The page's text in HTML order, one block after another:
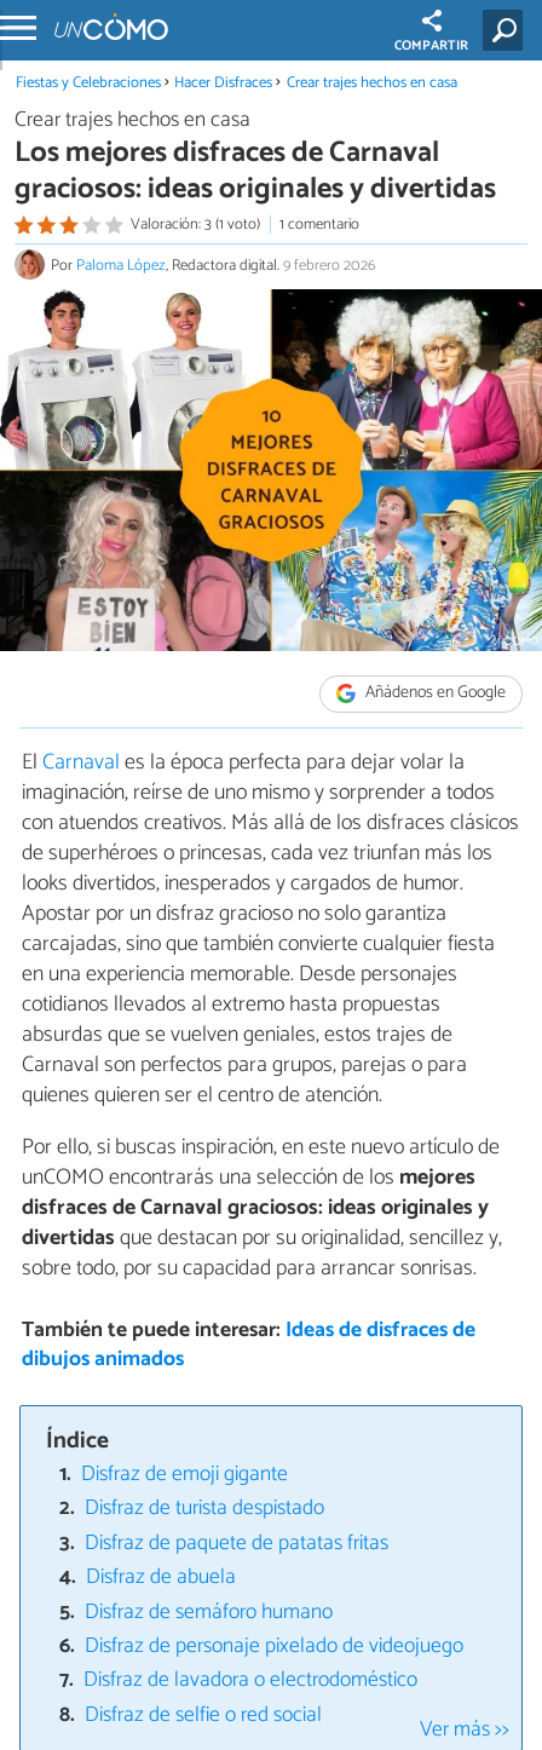
COMPARTIR
Fiestas y Celebraciones Hacer Disfraces Crear trajes hechos en casa
Crear trajes hechos en casa
Los mejores disfraces de Carnaval
graciosos: ideas originales y divertidas
Valoración: 3 (1 voto)
1 comentario
PorPaloma López, Redactora digital.9 febrero 2026
Añádenos en Google
ElCarnavales la época perfecta para dejar volar la
imaginación, reírse de uno mismo y sorprender a todos
con atuendos creativos. Más allá de los disfraces clásicos
de superhéroes o princesas, cada vez triunfan más los
looks divertidos, inesperados y cargados de humor.
Apostar por un disfraz gracioso no solo garantiza
carcajadas, sino que también convierte cualquier fiesta
en una experiencia memorable. Desde personajes
cotidianos llevados al extremo hasta propuestas
absurdas que se vuelven geniales, estos trajes de
Carnaval son perfectos para grupos, parejas o para
quienes quieren ser el centro de atención.
Por ello, si buscas inspiración, en este nuevo artículo de
unCOMO encontrarás una selección de los mejores
disfraces de Carnaval graciosos: ideas originales y
divertidasque destacan por su originalidad, sencillez y,
sobre todo, por su capacidad para arrancar sonrisas.
También te puede interesar: Ideas de disfraces de
dibujos animados
Índice
Disfraz de emoji gigante
Disfraz de turista despistado
Disfraz de paquete de patatas fritas
Disfraz de abuela
Disfraz de semáforo humano
Disfraz de personaje pixelado de videojuego
Disfraz de lavadora o electrodoméstico
Disfraz de selfie o red social
Ver más >>